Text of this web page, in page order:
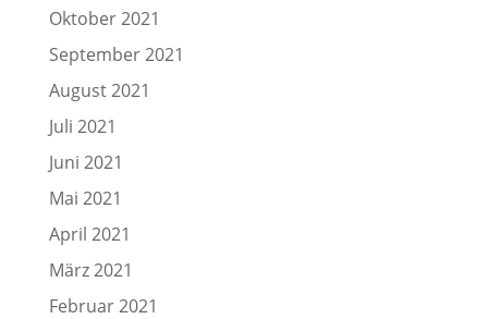
Oktober 2021
September 2021
August 2021
Juli 2021
Juni 2021
Mai 2021
April 2021
März 2021
Februar 2021